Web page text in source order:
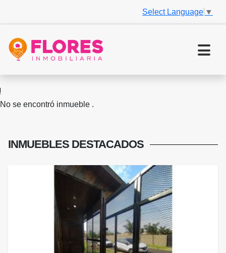
Select Language ▼
No se encontró inmueble .
INMUEBLES DESTACADOS